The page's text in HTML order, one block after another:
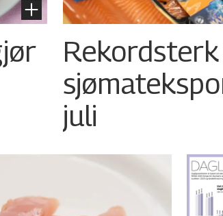
Rekordsterk
juli